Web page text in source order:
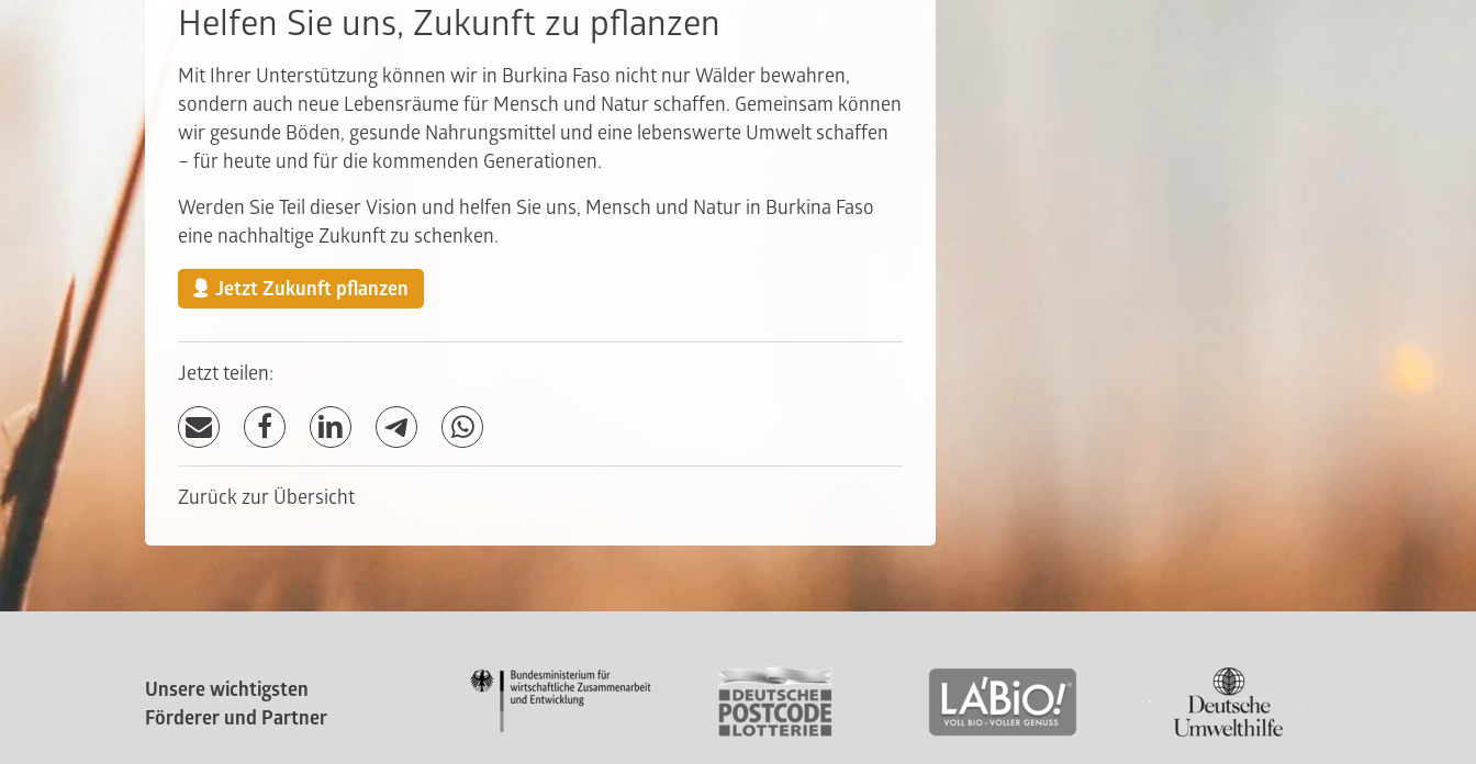
Helfen Sie uns, Zukunft zu pflanzen
Mit Ihrer Unterstützung können wir in Burkina Faso nicht nur Wälder bewahren,
sondern auch neue Lebensräume für Mensch und Natur schaffen. Gemeinsam können
wir gesunde Böden, gesunde Nahrungsmittel und eine lebenswerte Umwelt schaffen
– für heute und für die kommenden Generationen.
Werden Sie Teil dieser Vision und helfen Sie uns, Mensch und Natur in Burkina Faso
eine nachhaltige Zukunft zu schenken.
Jetzt Zukunft pflanzen
Jetzt teilen:
Zurück zur Übersicht
Unsere wichtigsten
Förderer und Partner